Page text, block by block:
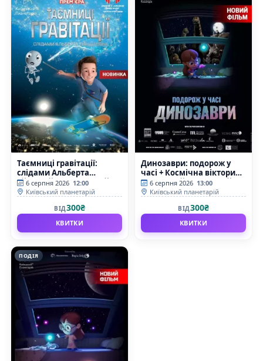
Таємниці гравітації:
слідами Альберта
Ейнштейна (Київський
планетарій)
6 серпня 2026 12:00
Київський планетарій
ВІД300₴
КВИТКИ
Динозаври: подорож у
часі + Космічна вікторина
(Київський планетарій)
6 серпня 2026 13:00
Київський планетарій
ВІД300₴
КВИТКИ
ПОДІЯ